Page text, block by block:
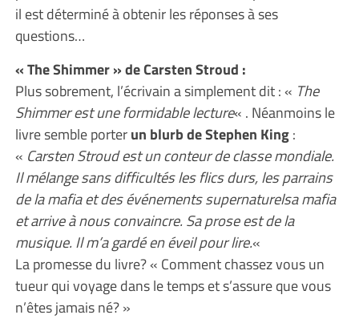
il est déterminé à obtenir les réponses à ses
questions…
« The Shimmer » de Carsten Stroud :
Plus sobrement, l’écrivain a simplement dit : « The
Shimmer est une formidable lecture« . Néanmoins le
livre semble porterun blurb de Stephen King:
« Carsten Stroud est un conteur de classe mondiale.
Il mélange sans difficultés les flics durs, les parrains
de la mafia et des événements supernaturelsa mafia
et arrive à nous convaincre. Sa prose est de la
musique. Il m’a gardé en éveil pour lire.«
La promesse du livre? « Comment chassez vous un
tueur qui voyage dans le temps et s’assure que vous
n’êtes jamais né? »